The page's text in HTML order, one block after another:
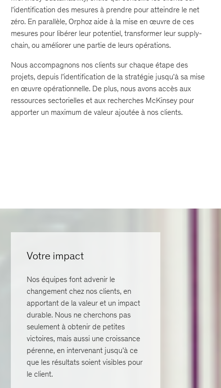
l'identification des mesures à prendre pour atteindre le net
zéro. En parallèle, Orphoz aide à la mise en œuvre de ces
mesures pour libérer leur potentiel, transformer leur supply-
chain, ou améliorer une partie de leurs opérations.
Nous accompagnons nos clients sur chaque étape des
projets, depuis l’identification de la stratégie jusqu'à sa mise
en œuvre opérationnelle. De plus, nous avons accès aux
ressources sectorielles et aux recherches McKinsey pour
apporter un maximum de valeur ajoutée à nos clients.
Votre impact
Nos équipes font advenir le
changement chez nos clients, en
apportant de la valeur et un impact
durable. Nous ne cherchons pas
seulement à obtenir de petites
victoires, mais aussi une croissance
pérenne, en intervenant jusqu’à ce
que les résultats soient visibles pour
le client.